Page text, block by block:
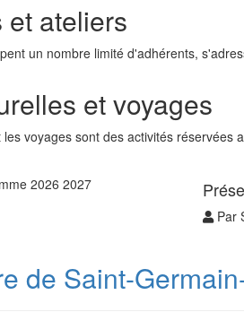
ateliers
un nombre limité d'adhérents,
et voyages
voyages sont des activités réservées
Par
de Saint-